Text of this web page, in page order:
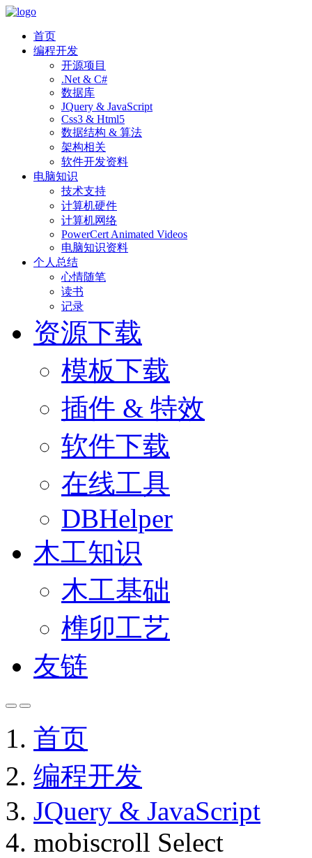
首页
编程开发
开源项目
.Net & C#
数据库
JQuery & JavaScript
Css3 & Html5
数据结构 & 算法
架构相关
软件开发资料
电脑知识
技术支持
计算机硬件
计算机网络
PowerCert Animated Videos
电脑知识资料
个人总结
心情随笔
读书
记录
资源下载
模板下载
插件 & 特效
软件下载
在线工具
DBHelper
木工知识
木工基础
榫卯工艺
友链
首页
编程开发
JQuery & JavaScript
mobiscroll Select